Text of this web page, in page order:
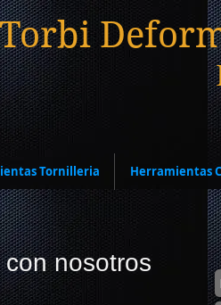
Torbi
Tornilleria Herramientas
nosotros